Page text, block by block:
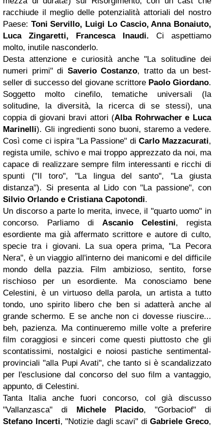
racchiude il meglio delle potenzialità attoriali del nostro
Paese: Toni Servillo, Luigi Lo Cascio, Anna Bonaiuto,
Luca Zingaretti, Francesca Inaudi. Ci aspettiamo
molto, inutile nasconderlo.
Desta attenzione e curiosità anche "La solitudine dei
numeri primi" di Saverio Costanzo, tratto da un best-
seller di successo del giovane scrittore Paolo Giordano.
Soggetto molto cinefilo, tematiche universali (la
solitudine, la diversità, la ricerca di se stessi), una
coppia di giovani bravi attori (Alba Rohrwachere Luca
Marinelli). Gli ingredienti sono buoni, staremo a vedere.
Così come ci ispira "La Passione" di Carlo Mazzacurati,
regista umile, schivo e mai troppo apprezzato da noi, ma
capace di realizzare sempre film interessanti e ricchi di
spunti ("Il toro", "La lingua del santo", "La giusta
distanza"). Si presenta al Lido con "La passione", con
Silvio Orlando e Cristiana Capotondi.
Un discorso a parte lo merita, invece, il "quarto uomo" in
concorso. Parliamo di Ascanio Celestini, regista
esordiente ma già affermato scrittore e autore di culto,
specie tra i giovani. La sua opera prima, "La Pecora
Nera", è un viaggio all'interno dei manicomi e del difficile
mondo della pazzia. Film ambizioso, sentito, forse
rischioso per un esordiente. Ma conosciamo bene
Celestini, è un virtuoso della parola, un artista a tutto
tondo, uno spirito libero che ben si adatterà anche al
grande schermo. E se anche non ci dovesse riuscire...
beh, pazienza. Ma continueremo mille volte a preferire
film coraggiosi e sinceri come questi piuttosto che gli
scontatissimi, nostalgici e noiosi pastiche sentimental-
provinciali "alla Pupi Avati", che tanto si è scandalizzato
per l'esclusione dal concorso del suo film a vantaggio,
appunto, di Celestini.
Tanta Italia anche fuori concorso, col già discusso
"Vallanzasca" di Michele Placido, "Gorbaciof" di
Stefano Incerti, "Notizie dagli scavi" diGabriele Greco,